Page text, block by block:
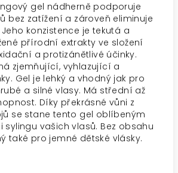
gel nádherně podporuje
bez zatížení a zároveň eliminuje
konzistence je tekutá a
přírodní extrakty ve složení
a protizánětlivé účinky.
zjemňující, vyhlazující a
Gel je lehký a vhodný jak pro
a silné vlasy. Má střední až
Díky překrásné vůni z
se stane tento gel oblíbeným
vašich vlasů. Bez obsahu
také pro jemné dětské vlásky.